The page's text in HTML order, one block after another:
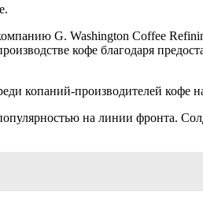
G. Washington Coffee
кофе благодаря
копаний-производителей кофе
на линии фронта.